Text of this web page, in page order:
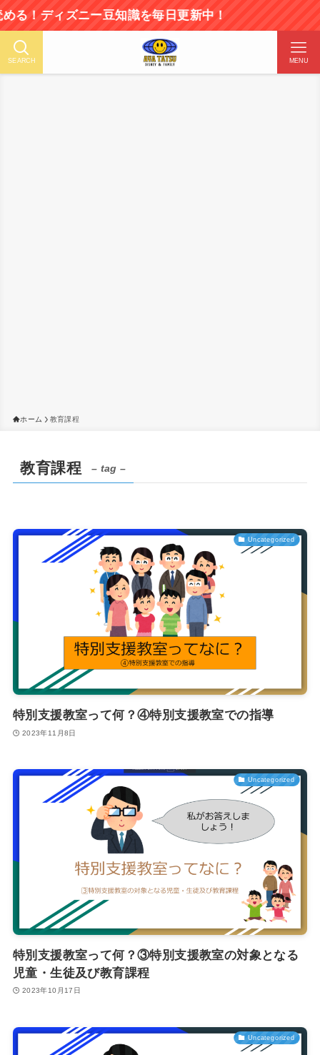
ィズニー豆知識を毎日更新中！
SEARCH MENU
ホーム 教育課程
教育課程 – tag –
Uncategorized
特別支援教室って何？④特別支援教室での指導
2023年11月8日
Uncategorized
特別支援教室って何？③特別支援教室の対象となる
児童・生徒及び教育課程
2023年10月17日
Uncategorized